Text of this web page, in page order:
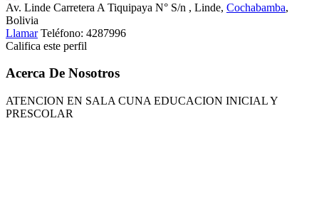
Av. Linde Carretera A Tiquipaya N° S/n , Linde, Cochabamba,
Bolivia
Llamar Teléfono: 4287996
Califica este perfil
Acerca De Nosotros
ATENCION EN SALA CUNA EDUCACION INICIAL Y
PRESCOLAR